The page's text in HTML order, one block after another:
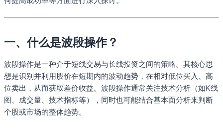
一、什么是波段操作？
波段操作是一种介于短线交易与长线投资之间的策略。其核心思
想是识别并利用股价在短期内的波动趋势，在相对低位买入、高
位卖出，从而获取差价收益。波段操作通常关注技术分析（如K线
图、成交量、技术指标等），同时也可能结合基本面分析来判断
个股或市场的整体趋势。